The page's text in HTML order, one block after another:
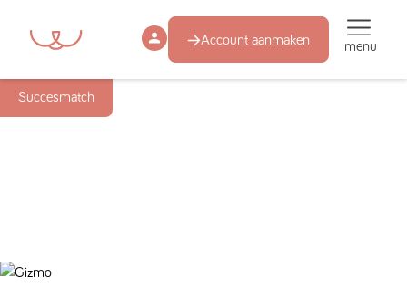
Account aanmaken menu
Succesmatch